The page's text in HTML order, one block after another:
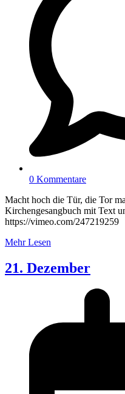
0 Kommentare
Macht hoch die Tür, die Tor
Kirchengesangbuch mit Text
https://vimeo.com/
Mehr Lesen
21. Dezember